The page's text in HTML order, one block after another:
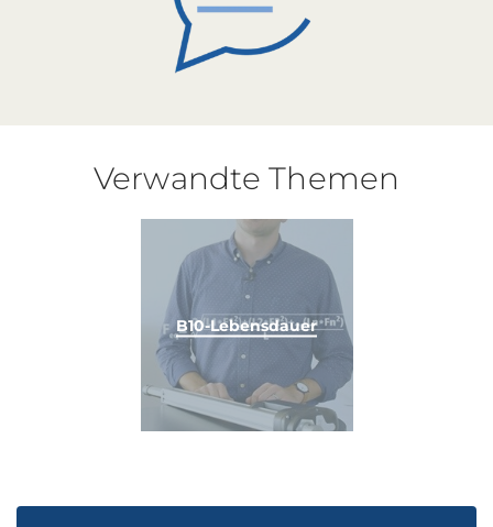
Verwandte Themen
B10-Lebensdauer